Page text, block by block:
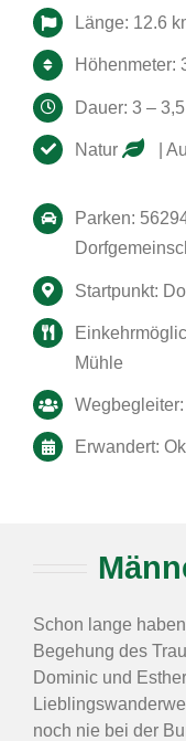
Länge: 12.6
Höhenmeter:
Dauer: 3 –
Natur |
Parken:
Startpunkt:
Mühle
Erwandert:
Schon lange
Begehung des
Dominic und
noch nie bei der